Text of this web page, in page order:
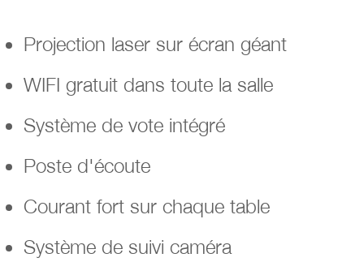
Projection laser sur écran géant
WIFI gratuit dans toute la salle
Système de vote intégré
Poste d'écoute
Courant fort sur chaque table
Système de suivi caméra